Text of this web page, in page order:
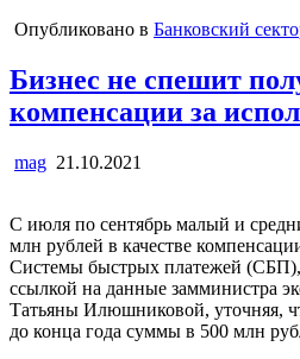
Опубликовано в Банковский
Бизнес не спешит
компенсации за
mag 21.10.2021
С июля по сентябрь малый и
млн рублей в качестве
Системы быстрых платежей
ссылкой на данные замминистра
Татьяны Илюшниковой, уточняя,
до конца года суммы в 500 млн